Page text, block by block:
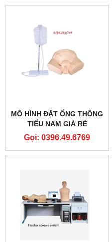
MÔ HÌNH ĐẶT ỐNG THÔNG
TIỂU NAM GIÁ RẺ
Gọi: 0396.49.6769